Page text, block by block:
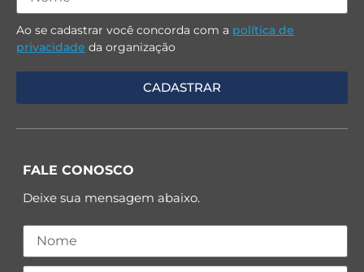
Ao se cadastrar você concorda com a política de
privacidade da organização
FALE CONOSCO
Deixe sua mensagem abaixo.